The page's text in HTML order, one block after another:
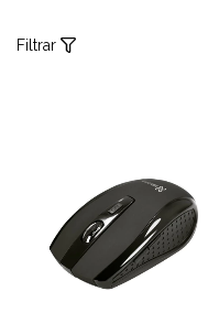
Filtrar